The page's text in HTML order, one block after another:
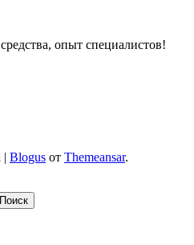
опыт специалистов!
| Blogus от Themeansar.